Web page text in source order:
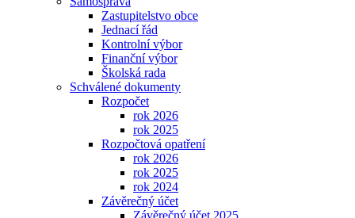
Zastupitelstvo obce
Jednací řád
Kontrolní výbor
Finanční výbor
Školská rada
Schválené dokumenty
Rozpočet
rok 2026
rok 2025
Rozpočtová opatření
rok 2026
rok 2025
rok 2024
Závěrečný účet
Závěrečný účet 2025